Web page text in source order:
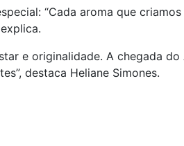
“Cada aroma que
e originalidade. A chegada
destaca Heliane Simones.